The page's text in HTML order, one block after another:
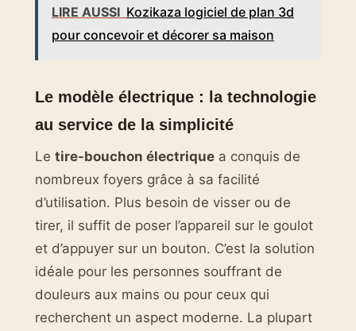
LIRE AUSSI Kozikaza logiciel de plan 3d
pour concevoir et décorer sa maison
Le modèle électrique : la technologie
au service de la simplicité
Le tire-bouchon électrique a conquis de
nombreux foyers grâce à sa facilité
d’utilisation. Plus besoin de visser ou de
tirer, il suffit de poser l’appareil sur le goulot
et d’appuyer sur un bouton. C’est la solution
idéale pour les personnes souffrant de
douleurs aux mains ou pour ceux qui
recherchent un aspect moderne. La plupart